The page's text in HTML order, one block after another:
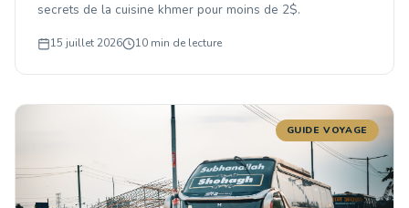
secrets de la cuisine khmer pour moins de 2$.
15 juillet 2026 10 min de lecture
GUIDE VOYAGE